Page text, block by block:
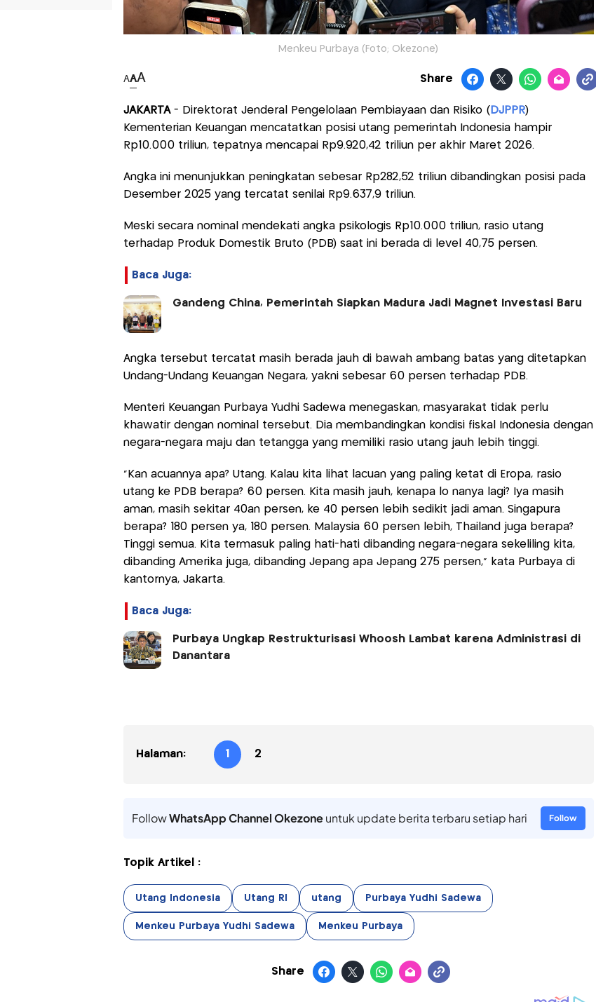
Menkeu Purbaya (Foto; Okezone)
AAA Share
JAKARTA- Direktorat Jenderal Pengelolaan Pembiayaan dan Risiko ( DJPPR)
Kementerian Keuangan mencatatkan posisi utang pemerintah Indonesia hampir
Rp10.000 triliun, tepatnya mencapai Rp9.920,42 triliun per akhir Maret 2026.
Angka ini menunjukkan peningkatan sebesar Rp282,52 triliun dibandingkan posisi pada
Desember 2025 yang tercatat senilai Rp9.637,9 triliun.
Meski secara nominal mendekati angka psikologis Rp10.000 triliun, rasio utang
terhadap Produk Domestik Bruto (PDB) saat ini berada di level 40,75 persen.
Baca Juga:
Gandeng China, Pemerintah Siapkan Madura Jadi Magnet Investasi Baru
Angka tersebut tercatat masih berada jauh di bawah ambang batas yang ditetapkan
Undang-Undang Keuangan Negara, yakni sebesar 60 persen terhadap PDB.
Menteri Keuangan Purbaya Yudhi Sadewa menegaskan, masyarakat tidak perlu
khawatir dengan nominal tersebut. Dia membandingkan kondisi fiskal Indonesia dengan
negara-negara maju dan tetangga yang memiliki rasio utang jauh lebih tinggi.
"Kan acuannya apa? Utang. Kalau kita lihat lacuan yang paling ketat di Eropa, rasio
utang ke PDB berapa? 60 persen. Kita masih jauh, kenapa lo nanya lagi? Iya masih
aman, masih sekitar 40an persen, ke 40 persen lebih sedikit jadi aman. Singapura
berapa? 180 persen ya, 180 persen. Malaysia 60 persen lebih, Thailand juga berapa?
Tinggi semua. Kita termasuk paling hati-hati dibanding negara-negara sekeliling kita,
dibanding Amerika juga, dibanding Jepang apa Jepang 275 persen," kata Purbaya di
kantornya, Jakarta.
Baca Juga:
Purbaya Ungkap Restrukturisasi Whoosh Lambat karena Administrasi di
Danantara
Halaman: 1 2
FollowWhatsApp Channel Okezoneuntuk update berita terbaru setiap hari Follow
Topik Artikel :
Utang Indonesia Utang RI utang Purbaya Yudhi Sadewa
Menkeu Purbaya Yudhi Sadewa Menkeu Purbaya
Share